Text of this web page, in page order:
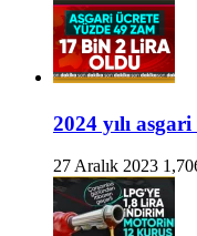
2024 yılı
27 Aralık 2023